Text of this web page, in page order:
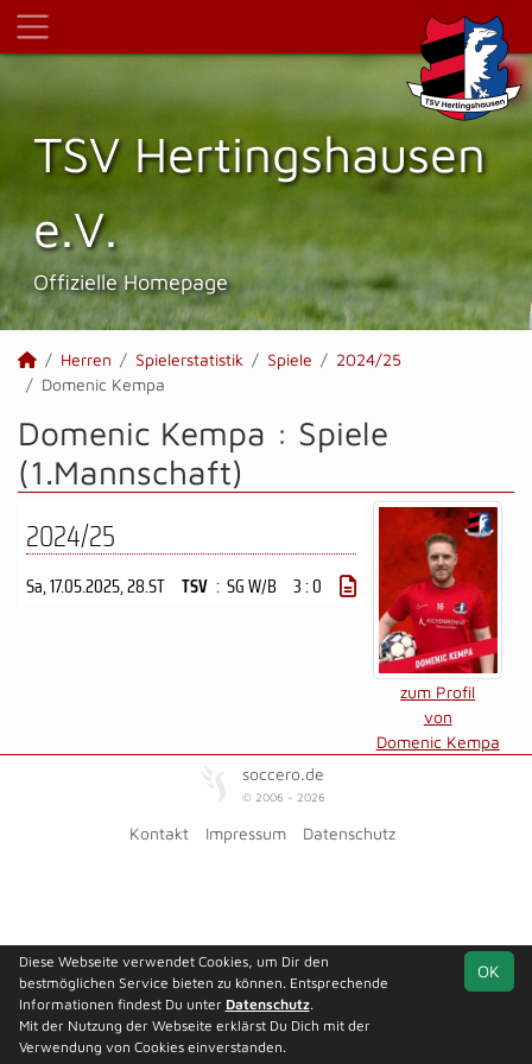
TSV Hertings­hausen
e.V.
Offizielle Homepage
Herren Spielerstatistik Spiele
2024/25
Domenic Kempa
Domenic Kempa : Spiele
(1.Mannschaft)
zum Profil
von
Domenic Kempa
2024/25
Sa, 17.05.2025, 28.ST TSV : SG W/B 3 : 0
soccero.de
© 2006 - 2026
Kontakt Impressum Datenschutz
OK
Diese Webseite verwendet Cookies, um Dir den
bestmöglichen Service bieten zu können. Entsprechende
Informationen findest Du unter Datenschutz.
Mit der Nutzung der Webseite erklärst Du Dich mit der
Verwendung von Cookies einverstanden.